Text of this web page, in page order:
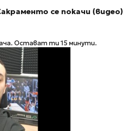
се покачи (видео)
Остават ти 15 минути.